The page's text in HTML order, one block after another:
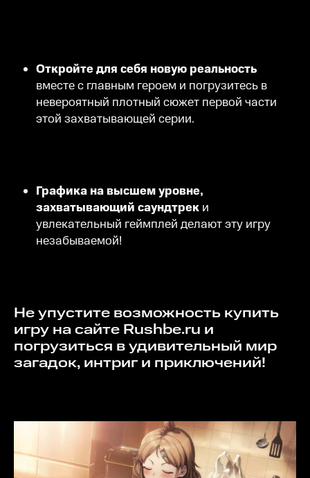
Откройте для себя новую реальность
вместе с главным героем и погрузитесь в
невероятный плотный сюжет первой части
этой захватывающей серии.
Графика на высшем уровне,
захватывающий саундтрек и
увлекательный геймплей делают эту игру
незабываемой!
Не упустите возможность купить
игру на сайте Rushbe.ru и
погрузиться в удивительный мир
загадок, интриг и приключений!